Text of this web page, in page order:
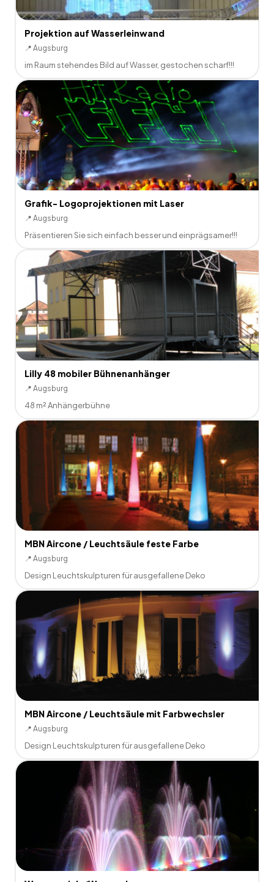
Projektion auf Wasserleinwand
📍 Augsburg
im Raum stehendes Bild auf Wasser, gestochen scharf!!!
Grafik- Logoprojektionen mit Laser
📍 Augsburg
Präsentieren Sie sich einfach besser und einprägsamer!!!
Lilly 48 mobiler Bühnenanhänger
📍 Augsburg
48 m² Anhängerbühne
MBN Aircone / Leuchtsäule feste Farbe
📍 Augsburg
Design Leuchtskulpturen für ausgefallene Deko
MBN Aircone / Leuchtsäule mit Farbwechsler
📍 Augsburg
Design Leuchtskulpturen für ausgefallene Deko